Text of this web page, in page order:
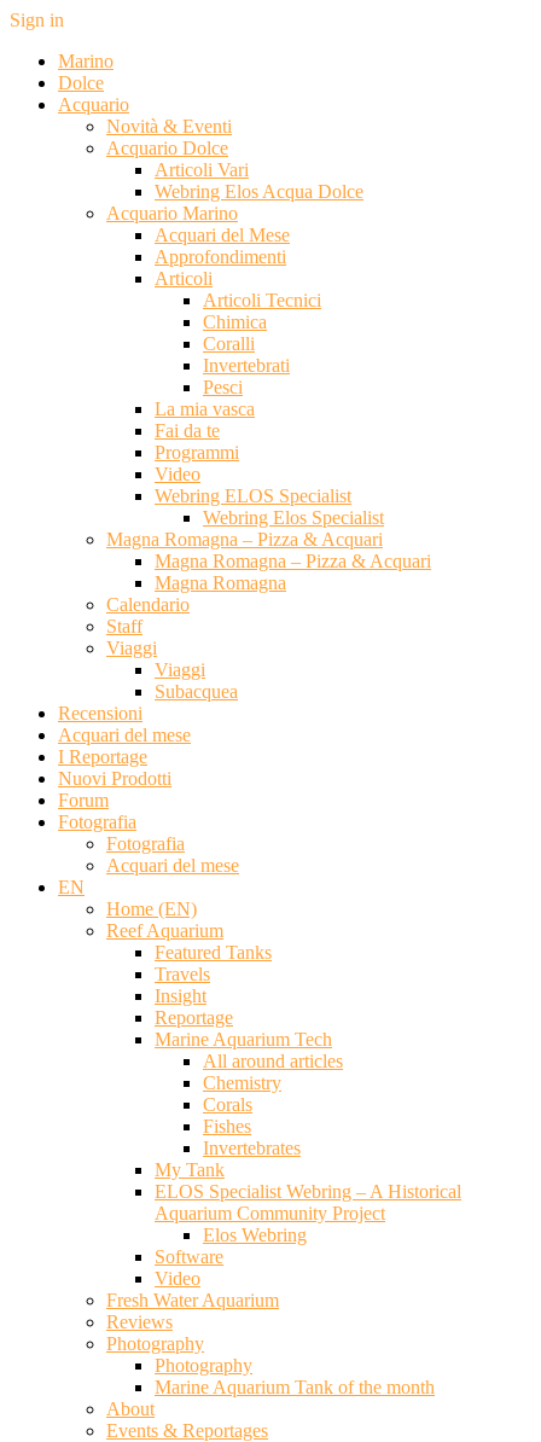
Sign in
Marino
Dolce
Acquario
Novità & Eventi
Acquario Dolce
Articoli Vari
Webring Elos Acqua Dolce
Acquario Marino
Acquari del Mese
Approfondimenti
Articoli
Articoli Tecnici
Chimica
Coralli
Invertebrati
Pesci
La mia vasca
Fai da te
Programmi
Video
Webring ELOS Specialist
Webring Elos Specialist
Magna Romagna – Pizza & Acquari
Magna Romagna – Pizza & Acquari
Magna Romagna
Calendario
Staff
Viaggi
Viaggi
Subacquea
Recensioni
Acquari del mese
I Reportage
Nuovi Prodotti
Forum
Fotografia
Fotografia
Acquari del mese
EN
Home (EN)
Reef Aquarium
Featured Tanks
Travels
Insight
Reportage
Marine Aquarium Tech
All around articles
Chemistry
Corals
Fishes
Invertebrates
My Tank
ELOS Specialist Webring – A Historical
Aquarium Community Project
Elos Webring
Software
Video
Fresh Water Aquarium
Reviews
Photography
Photography
Marine Aquarium Tank of the month
About
Events & Reportages